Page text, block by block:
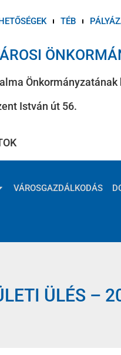
TÉB
Önkormányzatának
István út 56.
VÁROSGAZDÁLKODÁS
ÜLÉS –